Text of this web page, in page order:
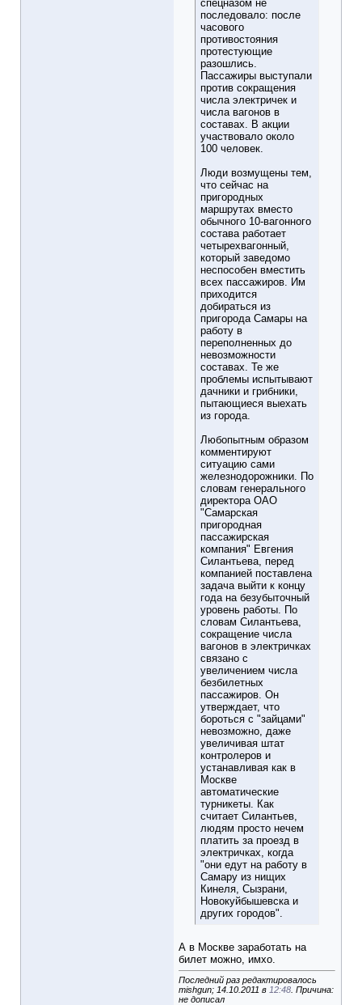
спецназом не
последовало: после
часового
противостояния
протестующие
разошлись.
Пассажиры выступали
против сокращения
числа электричек и
числа вагонов в
составах. В акции
участвовало около
100 человек.
Люди возмущены тем,
что сейчас на
пригородных
маршрутах вместо
обычного 10-вагонного
состава работает
четырехвагонный,
который заведомо
неспособен вместить
всех пассажиров. Им
приходится
добираться из
пригорода Самары на
работу в
переполненных до
невозможности
составах. Те же
проблемы испытывают
дачники и грибники,
пытающиеся выехать
из города.
Любопытным образом
комментируют
ситуацию сами
железнодорожники. По
словам генерального
директора ОАО
"Самарская
пригородная
пассажирская
компания" Евгения
Силантьева, перед
компанией поставлена
задача выйти к концу
года на безубыточный
уровень работы. По
словам Силантьева,
сокращение числа
вагонов в электричках
связано с
увеличением числа
безбилетных
пассажиров. Он
утверждает, что
бороться с "зайцами"
невозможно, даже
увеличивая штат
контролеров и
устанавливая как в
Москве
автоматические
турникеты. Как
считает Силантьев,
людям просто нечем
платить за проезд в
электричках, когда
"они едут на работу в
Самару из нищих
Кинеля, Сызрани,
Новокуйбышевска и
других городов".
А в Москве заработать на
билет можно, имхо.
Последний раз редактировалось
mishgun; 14.10.2011 в 12:48 . Причина:
не дописал